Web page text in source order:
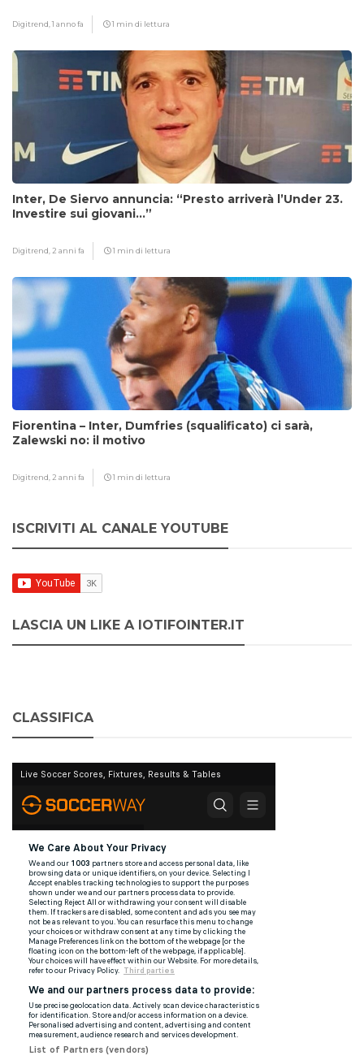
Digitrend,1 anno fa 1 min di lettura
Inter, De Siervo annuncia: “Presto arriverà l’Under 23.
Investire sui giovani…”
Digitrend, 2 anni fa 1 min di lettura
Fiorentina – Inter, Dumfries (squalificato) ci sarà,
Zalewski no: il motivo
Digitrend, 2 anni fa 1 min di lettura
ISCRIVITI AL CANALE YOUTUBE
LASCIA UN LIKE A IOTIFOINTER.IT
CLASSIFICA